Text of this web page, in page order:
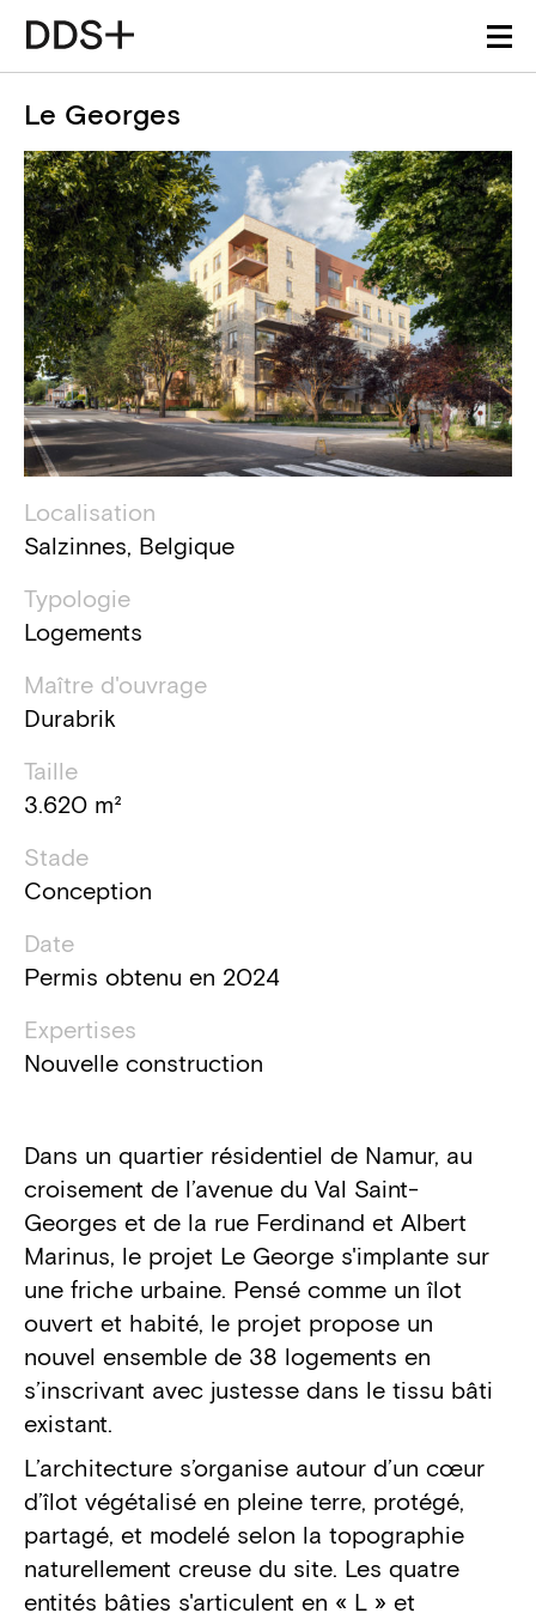
Le Georges
Détails du projet
Localisation
Salzinnes, Belgique
Typologie
Logements
Maître d'ouvrage
Durabrik
Taille
3.620 m²
Stade
Conception
Date
Permis obtenu en 2024
Expertises
Nouvelle construction
Détails du projet
Dans un quartier résidentiel de Namur, au
croisement de l’avenue du Val Saint-
Georges et de la rue Ferdinand et Albert
Marinus, le projet Le George s'implante sur
une friche urbaine. Pensé comme un îlot
ouvert et habité, le projet propose un
nouvel ensemble de 38 logements en
s’inscrivant avec justesse dans le tissu bâti
existant.
L’architecture s’organise autour d’un cœur
d’îlot végétalisé en pleine terre, protégé,
partagé, et modelé selon la topographie
naturellement creuse du site. Les quatre
entités bâties s'articulent en « L » et